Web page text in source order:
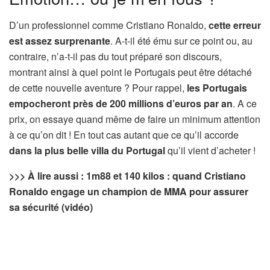
D’un professionnel comme Cristiano Ronaldo, cette erreur
est assez surprenante. A-t-il été ému sur ce point ou, au
contraire, n’a-t-il pas du tout préparé son discours,
montrant ainsi à quel point le Portugais peut être détaché
de cette nouvelle aventure ? Pour rappel, les Portugais
empocheront près de 200 millions d’euros par an. A ce
prix, on essaye quand même de faire un minimum attention
à ce qu’on dit ! En tout cas autant que ce qu’il accorde
dans la plus belle villa du Portugalqu’il vient d’acheter !
>>> À lire aussi : 1m88 et 140 kilos : quand Cristiano
Ronaldo engage un champion de MMA pour assurer
sa sécurité (vidéo)